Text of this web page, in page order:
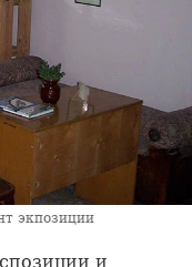
экпозиции
и